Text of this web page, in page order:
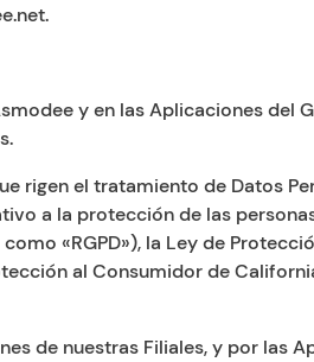
y en las Aplicaciones del
rigen el tratamiento de Datos
a la protección de las
«RGPD»), la Ley de
al Consumidor de
de nuestras Filiales, y por las